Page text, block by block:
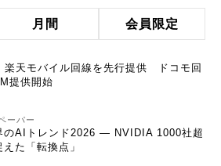
月間 会員限定
楽天モバイル回線を先行提供 ドコモ回
提供開始
ーパー
のAIトレンド2026 ― NVIDIA 1000社超
た「転換点」